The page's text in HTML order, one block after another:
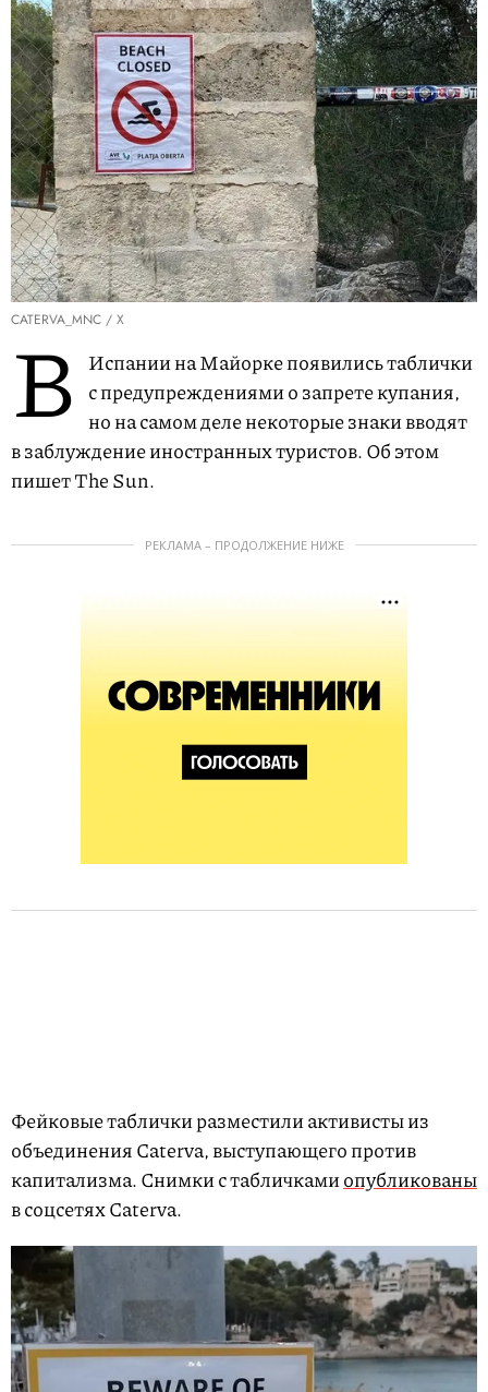
CATERVA_MNC / X
В
Испании на Майорке появились таблички
с предупреждениями о запрете купания,
но на самом деле некоторые знаки вводят
в заблуждение иностранных туристов. Об этом
пишет The Sun.
РЕКЛАМА – ПРОДОЛЖЕНИЕ НИЖЕ
Фейковые таблички разместили активисты из
объединения Caterva, выступающего против
капитализма. Снимки с табличкамиопубликованы
в соцсетях Caterva.